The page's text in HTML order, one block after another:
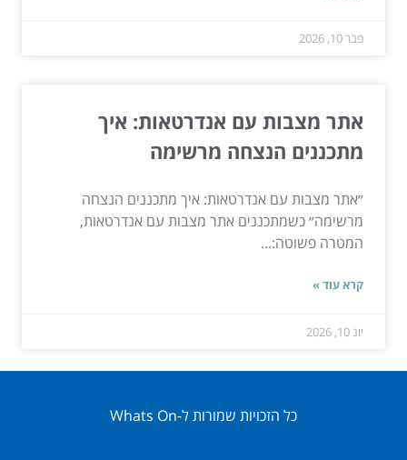
פבר 10, 2026
אתר מצבות עם אנדרטאות: איך
מתכננים הנצחה מרשימה
״אתר מצבות עם אנדרטאות: איך מתכננים הנצחה
מרשימה״ כשמתכננים אתר מצבות עם אנדרטאות,
המטרה פשוטה:...
קרא עוד »
יונ 10, 2026
כל הזכויות שמורות ל-Whats On